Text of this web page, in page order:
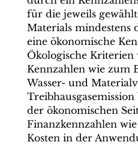
für die jeweils
Materials mindestens
eine ökonomische
Ökologische
Kennzahlen wie zum
Wasser- und
der ökonomischen
Finanzkennzahlen
Kosten in der